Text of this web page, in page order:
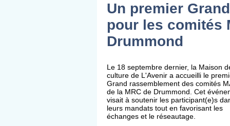
Un premier
pour les comités
Drummond
Le 18 septembre dernier, la Maison
culture de L'Avenir a accueilli le
Grand rassemblement des comités
de la MRC de Drummond. Cet
visait à soutenir les participant(e)s
leurs mandats tout en favorisant les
échanges et le réseautage.